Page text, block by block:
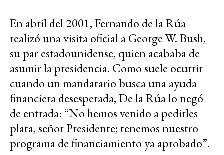
En abril del 2001, Fernando de la Rúa
realizó una visita oficial a George W. Bush,
su par estadounidense, quien acababa de
asumir la presidencia. Como suele ocurrir
cuando un mandatario busca una ayuda
financiera desesperada, De la Rúa lo negó
de entrada: “No hemos venido a pedirles
plata, señor Presidente; tenemos nuestro
programa de financiamiento ya aprobado”.